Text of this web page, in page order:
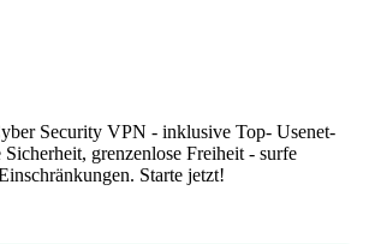
Security VPN - inklusive Top- Usenet-
grenzenlose Freiheit - surfe
Starte jetzt!